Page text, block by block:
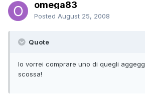
omega83
Posted August 25, 2008
Quote
Io vorrei comprare uno di quegli
scossa!